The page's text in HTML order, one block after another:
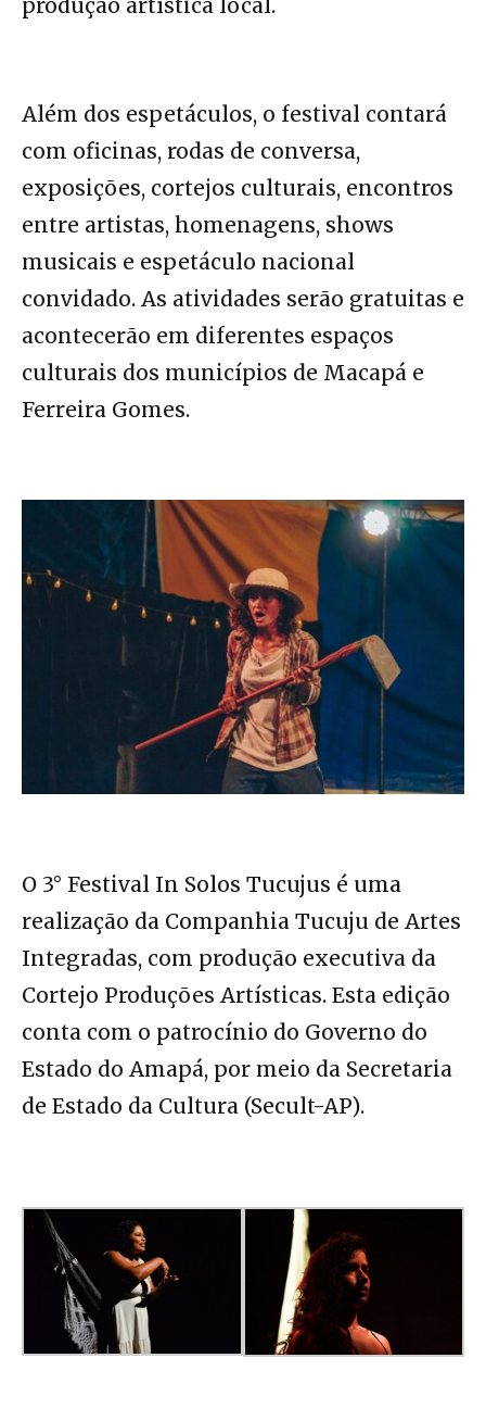
Além dos espetáculos, o festival contará
com oficinas, rodas de conversa,
exposições, cortejos culturais, encontros
entre artistas, homenagens, shows
musicais e espetáculo nacional
convidado. As atividades serão gratuitas e
acontecerão em diferentes espaços
culturais dos municípios de Macapá e
Ferreira Gomes.
O 3° Festival In Solos Tucujus é uma
realização da Companhia Tucuju de Artes
Integradas, com produção executiva da
Cortejo Produções Artísticas. Esta edição
conta com o patrocínio do Governo do
Estado do Amapá, por meio da Secretaria
de Estado da Cultura (Secult-AP).